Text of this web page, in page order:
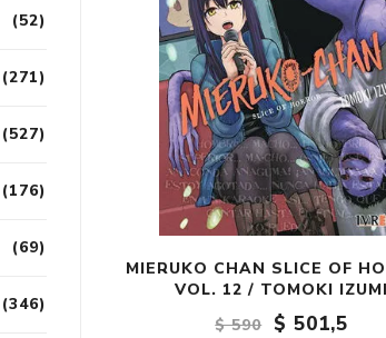
MIERUKO CHAN SLICE OF
VOL. 12 / TOMOKI IZUMI
$ 590
$ 501,5
(52)
(271)
(527)
(176)
(69)
(346)